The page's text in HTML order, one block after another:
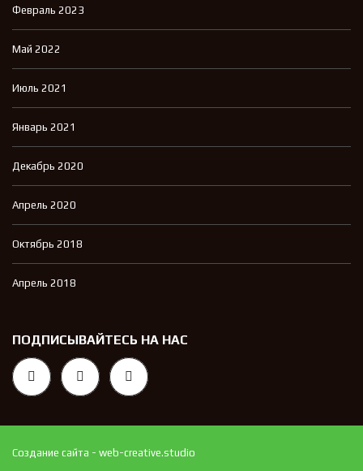
Февраль 2023
Май 2022
Июль 2021
Январь 2021
Декабрь 2020
Апрель 2020
Октябрь 2018
Апрель 2018
ПОДПИСЫВАЙТЕСЬ НА НАС
Создание сайта - web-creative.studio